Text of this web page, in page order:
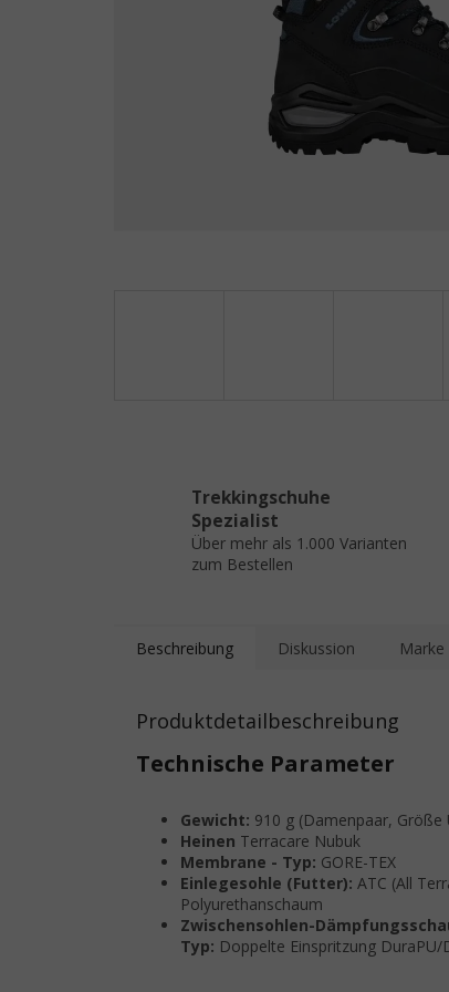
Trekkingschuhe
Spezialist
Über mehr als 1.000 Varianten
zum Bestellen
Beschreibung Diskussion Marke
Produktdetailbeschreibung
Technische Parameter
Gewicht: 910 g (Damenpaar, Größe
Heinen Terracare Nubuk
Membrane - Typ: GORE-TEX
Einlegesohle (Futter): ATC (All
Polyurethanschaum
Zwischensohlen-
Typ: Doppelte Einspritzung DuraPU/